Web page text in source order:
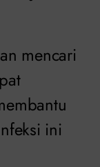
mencari
ini